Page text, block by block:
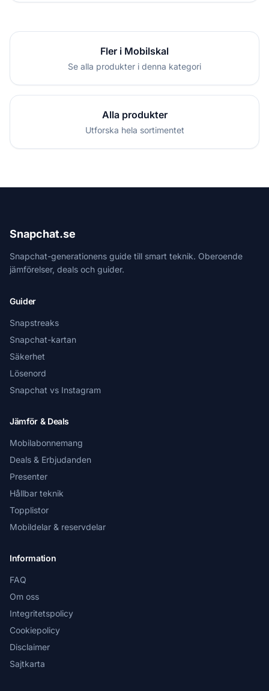
Fler i Mobilskal
Se alla produkter i denna kategori
Alla produkter
Utforska hela sortimentet
Snapchat.se
Snapchat-generationens guide till smart teknik. Oberoende
jämförelser, deals och guider.
Guider
Snapstreaks
Snapchat-kartan
Säkerhet
Lösenord
Snapchat vs Instagram
Jämför & Deals
Mobilabonnemang
Deals & Erbjudanden
Presenter
Hållbar teknik
Topplistor
Mobildelar & reservdelar
Information
FAQ
Om oss
Integritetspolicy
Cookiepolicy
Disclaimer
Sajtkarta